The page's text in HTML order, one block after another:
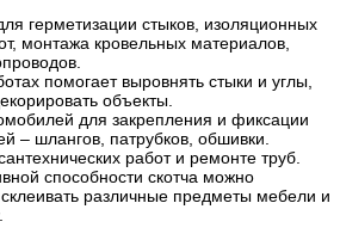
герметизации стыков, изоляционных
монтажа кровельных материалов,
помогает выровнять стыки и углы,
объекты.
для закрепления и фиксации
– шлангов, патрубков, обшивки.
работ и ремонте труб.
способности скотча можно
различные предметы мебели и